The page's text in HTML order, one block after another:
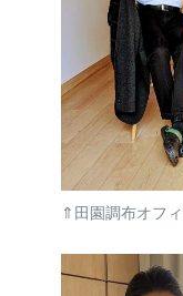
⇑田園調布オフ